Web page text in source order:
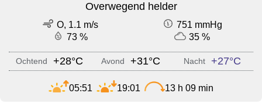
Overwegend helder
O, 1.1 m/s
751 mmHg
73 %
35 %
Ochtend +28°C Avond +31°C Nacht +27°C
05:51 19:01 13 h 09 min